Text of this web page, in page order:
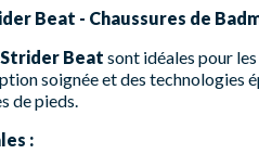
Beat - Chaussures de
Strider Beat sont idéales pour
soignée et des technologies
de pieds.
: